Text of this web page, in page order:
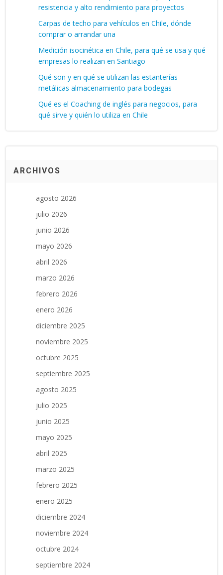
resistencia y alto rendimiento para proyectos
Carpas de techo para vehículos en Chile, dónde
comprar o arrandar una
Medición isocinética en Chile, para qué se usa y qué
empresas lo realizan en Santiago
Qué son y en qué se utilizan las estanterías
metálicas almacenamiento para bodegas
Qué es el Coaching de inglés para negocios, para
qué sirve y quién lo utiliza en Chile
ARCHIVOS
agosto 2026
julio 2026
junio 2026
mayo 2026
abril 2026
marzo 2026
febrero 2026
enero 2026
diciembre 2025
noviembre 2025
octubre 2025
septiembre 2025
agosto 2025
julio 2025
junio 2025
mayo 2025
abril 2025
marzo 2025
febrero 2025
enero 2025
diciembre 2024
noviembre 2024
octubre 2024
septiembre 2024